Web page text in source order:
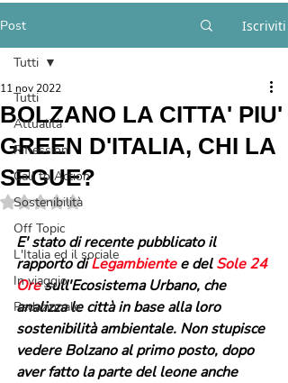
Post Iscriviti
Tutti
Attualità
Riflessioni
Call to Action
Sostenibilità
Off Topic
L'Italia ed il sociale
In viaggio
Redazionale
Tutti
BOLZANO LA CITTA' PIU'
GREEN D'ITALIA, CHI LA
SEGUE?
11 nov 2022
Valutazione NaN stelle su 5.
E' stato di recente pubblicato il
rapporto di Legambiente e del Sole 24
Ore sull'Ecosistema Urbano, che
analizza le città in base alla loro
sostenibilità ambientale. Non stupisce
vedere Bolzano al primo posto, dopo
aver fatto la parte del leone anche